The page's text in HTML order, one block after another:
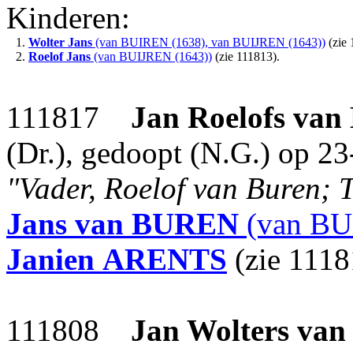
Kinderen:
1. Wolter Jans (van BUIREN (1638), van BUIJREN (1643)) (zie
2. Roelof Jans (van BUIJREN (1643)) (zie 111813).
111817 Jan Roelofs van
(Dr.), gedoopt (N.G.) op
"Vader, Roelof van Buren;
Jans van BUREN (van
Janien ARENTS (zie
111808 Jan Wolters